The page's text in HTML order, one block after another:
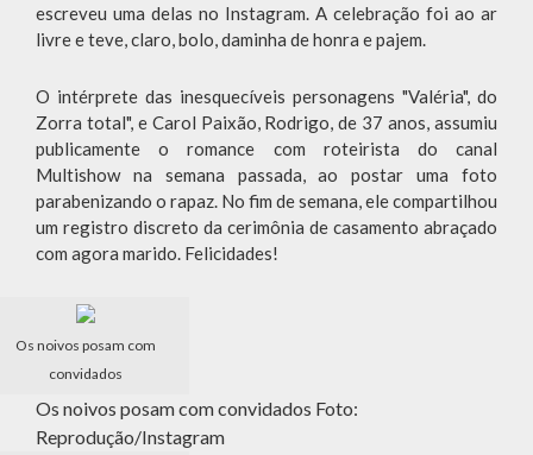
escreveu uma delas no Instagram. A celebração foi ao ar
livre e teve, claro, bolo, daminha de honra e pajem.
O intérprete das inesquecíveis personagens "Valéria", do
Zorra total", e Carol Paixão, Rodrigo, de 37 anos, assumiu
publicamente o romance com roteirista do canal
Multishow na semana passada, ao postar uma foto
parabenizando o rapaz. No fim de semana, ele compartilhou
um registro discreto da cerimônia de casamento abraçado
com agora marido. Felicidades!
Os noivos posam com
convidados
Os noivos posam com convidados Foto:
Reprodução/Instagram